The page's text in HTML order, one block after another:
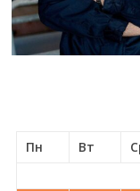
Пн
Вт